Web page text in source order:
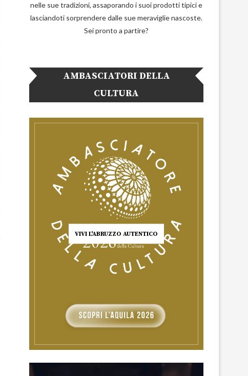
nelle sue tradizioni, assaporando i suoi prodotti tipici e
lasciandoti sorprendere dalle sue meraviglie nascoste.
Sei pronto a partire?
AMBASCIATORI DELLA
CULTURA
VIVI L'ABRUZZO AUTENTICO